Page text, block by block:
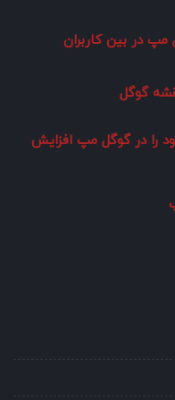
در بین کاربران
گوگل
را در گوگل مپ افزایش